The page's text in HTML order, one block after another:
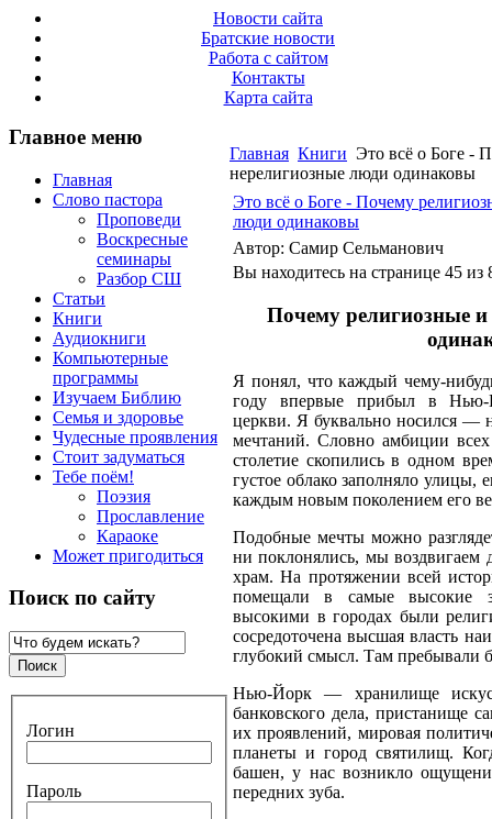
Новости сайта
Братские новости
Работа с сайтом
Контакты
Карта сайта
Главное меню
Главная
Слово пастора
Проповеди
Воскресные
семинары
Разбор СШ
Статьи
Книги
Аудиокниги
Компьютерные
программы
Изучаем Библию
Семья и здоровье
Чудесные проявления
Стоит задуматься
Тебе поём!
Поэзия
Прославление
Караоке
Может пригодиться
Поиск по сайту
Логин
Пароль
Главная Книги Это всё о Боге -
нерелигиозные люди одинаковы
Это всё о Боге - Почему
люди одинаковы
Автор: Самир Сельманович
Вы находитесь на странице 45 из
Почему религиозные
Я понял, что каждый чему-
году впервые прибыл в Нью-
церкви. Я буквально носился —
мечтаний. Словно амбиции
столетие скопились в одном
густое облако заполняло улицы,
каждым новым поколением его
Подобные мечты можно
ни поклонялись, мы воздвигаем
храм. На протяжении всей
помещали в самые высокие
высокими в городах были
сосредоточена высшая власть
глубокий смысл. Там пребывали
Нью-Йорк — хранилище
банковского дела, пристанище
их проявлений, мировая
планеты и город святилищ.
башен, у нас возникло
передних зуба.